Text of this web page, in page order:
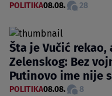
POLITIKA08.08. 28
Šta je Vučić
Zelenskog: Bez
Putinovo ime nije
POLITIKA08.08. 8